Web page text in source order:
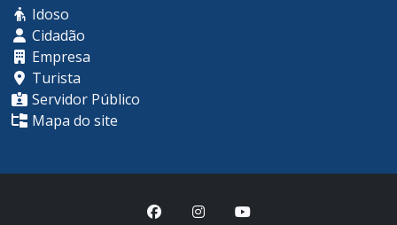
Idoso
Cidadão
Empresa
Turista
Servidor Público
Mapa do site